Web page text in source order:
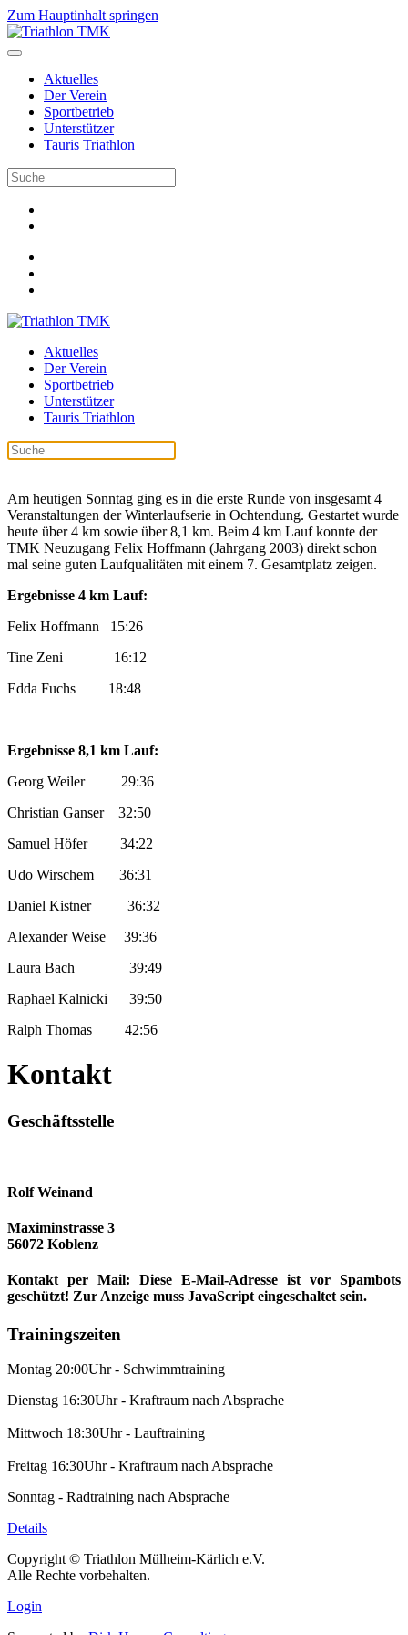
Zum Hauptinhalt springen
Aktuelles
Der Verein
Sportbetrieb
Unterstützer
Tauris Triathlon
Aktuelles
Der Verein
Sportbetrieb
Unterstützer
Tauris Triathlon
Am heutigen Sonntag ging es in die erste Runde von insgesamt 4
Veranstaltungen der Winterlaufserie in Ochtendung. Gestartet wurde
heute über 4 km sowie über 8,1 km. Beim 4 km Lauf konnte der
TMK Neuzugang Felix Hoffmann (Jahrgang 2003) direkt schon
mal seine guten Laufqualitäten mit einem 7. Gesamtplatz zeigen.
Ergebnisse 4 km Lauf:
Felix Hoffmann 15:26
Tine Zeni 16:12
Edda Fuchs 18:48
Ergebnisse 8,1 km Lauf:
Georg Weiler 29:36
Christian Ganser 32:50
Samuel Höfer 34:22
Udo Wirschem 36:31
Daniel Kistner 36:32
Alexander Weise 39:36
Laura Bach 39:49
Raphael Kalnicki 39:50
Ralph Thomas 42:56
Kontakt
Geschäftsstelle
Rolf Weinand
Maximinstrasse 3
56072 Koblenz
Kontakt per Mail: Diese E-Mail-Adresse ist vor Spambots
geschützt! Zur Anzeige muss JavaScript eingeschaltet sein.
Trainingszeiten
Montag 20:00Uhr - Schwimmtraining
Dienstag 16:30Uhr - Kraftraum nach Absprache
Mittwoch 18:30Uhr - Lauftraining
Freitag 16:30Uhr - Kraftraum nach Absprache
Sonntag - Radtraining nach Absprache
Details
Copyright © Triathlon Mülheim-Kärlich e.V.
Alle Rechte vorbehalten.
Login